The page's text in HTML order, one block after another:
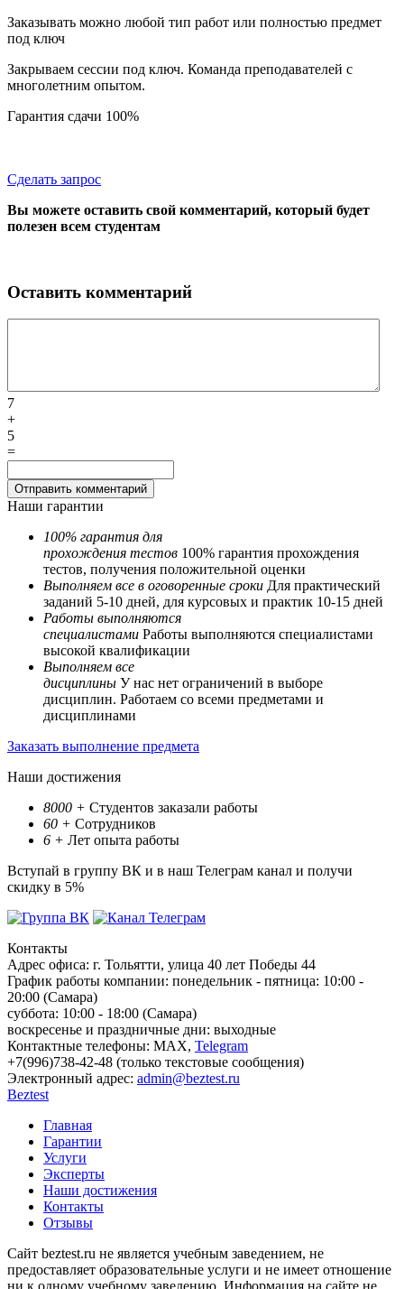
Заказывать можно любой тип работ или полностью предмет
под ключ
Закрываем сессии под ключ. Команда преподавателей с
многолетним опытом.
Гарантия сдачи 100%
Сделать запрос
Вы можете оставить свой комментарий, который будет
полезен всем студентам
Оставить комментарий
7
+
5
=
Наши гарантии
100% гарантия для
прохождения тестов 100% гарантия прохождения
тестов, получения положительной оценки
Выполняем все в оговоренные сроки Для практический
заданий 5-10 дней, для курсовых и практик 10-15 дней
Работы выполняются
специалистами Работы выполняются специалистами
высокой квалификации
Выполняем все
дисциплины У нас нет ограничений в выборе
дисциплин. Работаем со всеми предметами и
дисциплинами
Заказать выполнение предмета
Наши достижения
8000 + Студентов заказали работы
60 + Сотрудников
6 + Лет опыта работы
Вступай в группу ВК и в наш Телеграм канал и получи
скидку в 5%
Контакты
Адрес офиса: г. Тольятти, улица 40 лет Победы 44
График работы компании: понедельник - пятница: 10:00 -
20:00 (Самара)
суббота: 10:00 - 18:00 (Самара)
воскресенье и праздничные дни: выходные
Контактные телефоны: МАХ, Telegram
+7(996)738-42-48 (только текстовые сообщения)
Электронный адрес: admin@beztest.ru
Beztest
Главная
Гарантии
Услуги
Эксперты
Наши достижения
Контакты
Отзывы
Сайт beztest.ru не является учебным заведением, не
предоставляет образовательные услуги и не имеет отношение